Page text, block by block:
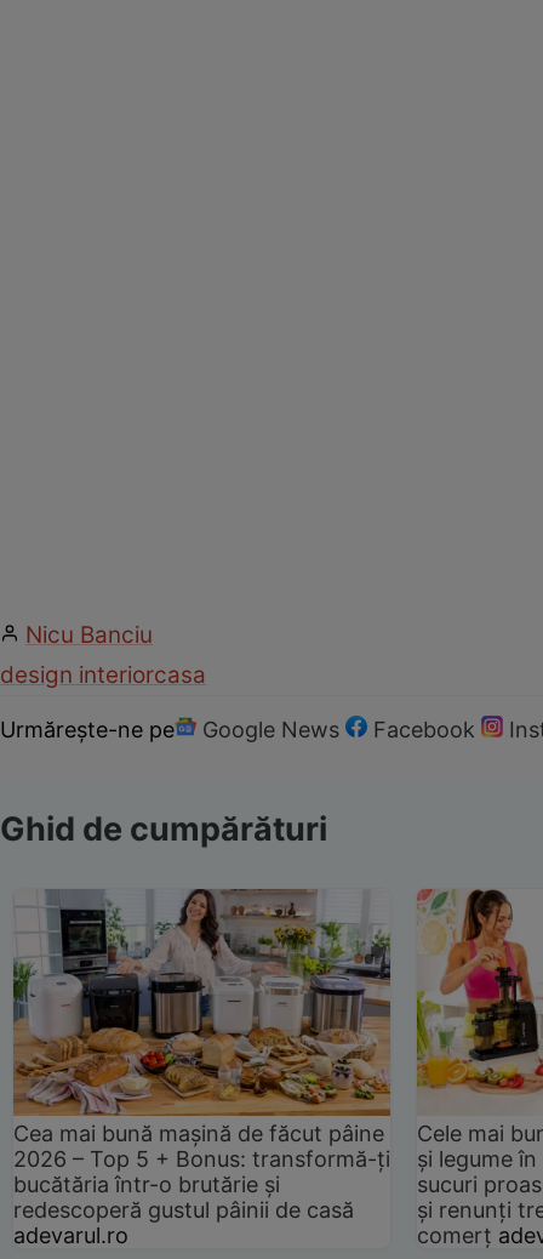
Nicu Banciu
design interiorcasa
Urmărește-ne pe Google News Facebook
Ghid de cumpărături
Cea mai bună mașină de făcut pâine
2026 – Top 5 + Bonus: transformă-ți
bucătăria într-o brutărie și
redescoperă gustul pâinii de casă
adevarul.ro
Cele mai
și legume
sucuri
și renunți
comerț